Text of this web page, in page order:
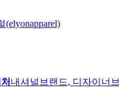
(elyonapparel)
내셔널브랜드, 디자이너